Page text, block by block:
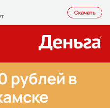
Скачать
рублей в